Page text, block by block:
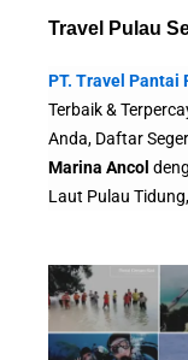
Travel Pulau
PT. Travel Pantai
Terbaik &
Anda, Daftar
Marina Ancol
Laut Pulau Tidung,